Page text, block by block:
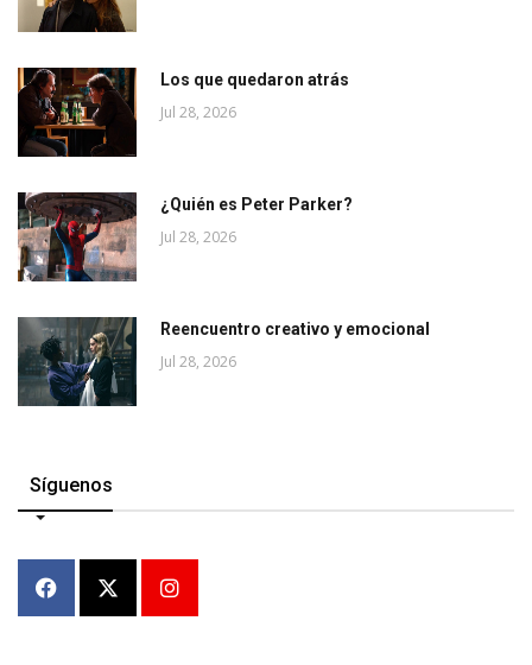
Los que quedaron atrás
Jul 28, 2026
¿Quién es Peter Parker?
Jul 28, 2026
Reencuentro creativo y emocional
Jul 28, 2026
Síguenos